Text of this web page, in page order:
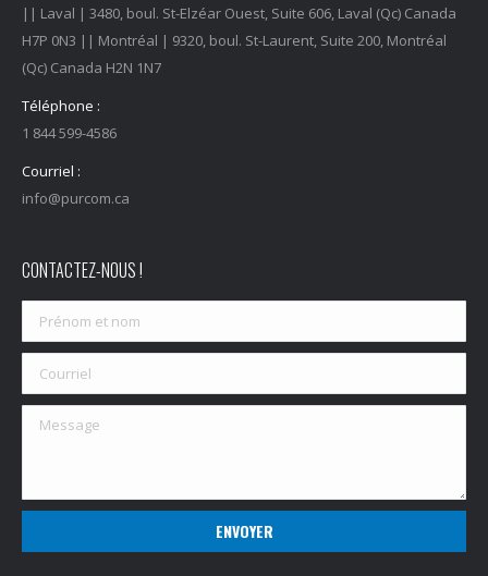
|| Laval | 3480, boul. St-Elzéar Ouest, Suite 606, Laval (Qc) Canada
H7P 0N3 || Montréal | 9320, boul. St-Laurent, Suite 200, Montréal
(Qc) Canada H2N 1N7
Téléphone :
1 844 599-4586
Courriel :
info@purcom.ca
CONTACTEZ-NOUS !